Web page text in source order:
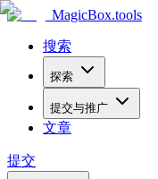
MagicBox.tools
搜索
探索
提交与推广
文章
提交